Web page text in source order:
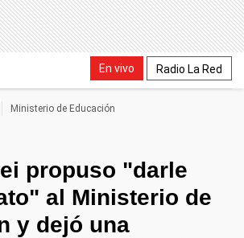
En vivo Radio La Red
Ministerio de Educación
propuso "darle
al Ministerio de
y dejó una